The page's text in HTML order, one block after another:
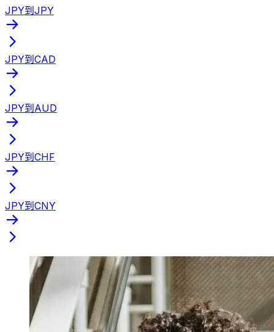
JPY到JPY
JPY到CAD
JPY到AUD
JPY到CHF
JPY到CNY